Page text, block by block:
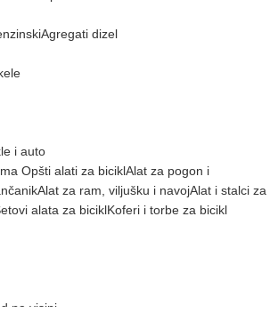
Agregati dizel
i auto
Opšti alati za biciklAlat za pogon i
Alat za ram, viljušku i navojAlat i stalci za
alata za biciklKoferi i torbe za bicikl
na visini